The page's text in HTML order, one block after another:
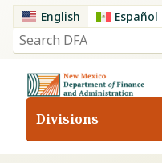
English Español
Divisions